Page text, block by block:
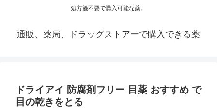
処方箋不要で購入可能な薬。
通販、薬局、ドラッグストアーで購入できる薬
ドライアイ 防腐剤フリー 目薬 おすすめ で
目の乾きをとる